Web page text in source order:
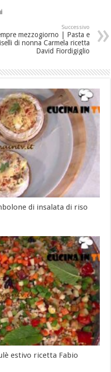
Successivo
mezzogiorno | Pasta e
di nonna Carmela ricetta
David Fiordigiglio
di insalata di riso
estivo ricetta Fabio